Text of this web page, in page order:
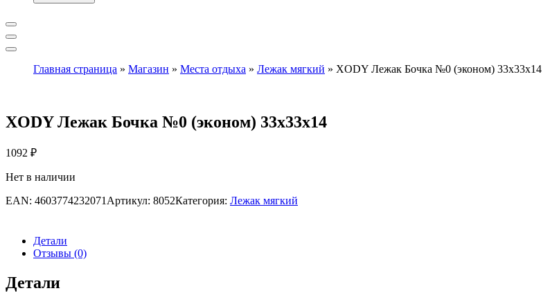
Главная страница » Магазин » Места отдыха » Лежак мягкий » XODY Лежак Бочка №0 (эконом) 33х33х14
XODY Лежак Бочка №0 (эконом) 33х33х14
1092 ₽
Нет в наличии
EAN: 4603774232071Артикул: 8052Категория: Лежак мягкий
Детали
Отзывы (0)
Детали